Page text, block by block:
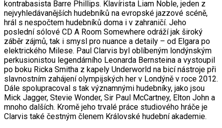
kontrabasista Barre Phillips. Klavírista Liam Noble, jeden z
nejvyhledávanějších hudebníků na evropské jazzové scéně,
hrál s nespočtem hudebníků doma i v zahraničí. Jeho
poslední sólové CD A Room Somewhere odráží jak široký
záběr zájmů, tak i smysl pro nuance a detaily – od Elgara po
elektrického Milese. Paul Clarvis byl oblíbeným londýnským
perkusionistou legendárního Leonarda Bernsteina a vystoupil
po boku Ricka Smitha z kapely Underworld na bicí nástroje při
slavnostním zahájení olympijských her v Londýně v roce 2012.
Dále spolupracoval s tak významnými hudebníky, jako jsou
Mick Jagger, Stevie Wonder, Sir Paul McCartney, Elton John a
mnoho dalších. Kromě jeho trvalé práce studiového hráče je
Clarvis také čestným členem Královské hudební akademie.